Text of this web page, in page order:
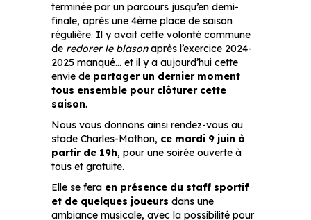
terminée par un parcours jusqu’en demi-
finale, après une 4ème place de saison
régulière. Il y avait cette volonté commune
de redorer le blasonaprès l’exercice 2024-
2025 manqué… et il y a aujourd’hui cette
envie de partager un dernier moment
tous ensemble pour clôturer cette
saison.
Nous vous donnons ainsi rendez-vous au
stade Charles-Mathon, ce mardi 9 juin à
partir de 19h, pour une soirée ouverte à
tous et gratuite.
Elle se fera en présence du staff sportif
et de quelques joueurs dans une
ambiance musicale, avec la possibilité pour